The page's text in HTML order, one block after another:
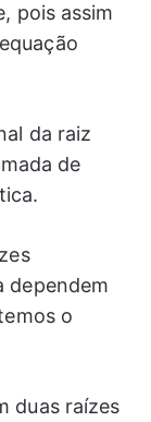
pois assim
da raiz
de
dependem
o
duas raízes